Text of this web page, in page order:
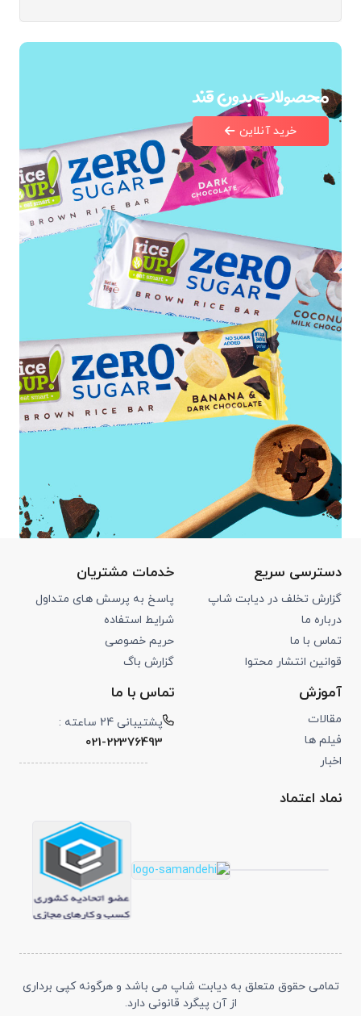
محصولات بدون قند
خرید آنلاین
دسترسی سریع
گزارش تخلف در دیابت شاپ
درباره ما
تماس با ما
قوانین انتشار محتوا
خدمات مشتریان
پاسخ به پرسش های متداول
شرایط استفاده
حریم خصوصی
گزارش باگ
آموزش
مقالات
فیلم ها
اخبار
تماس با ما
پشتیبانی 24 ساعته :
021-22376493
نماد اعتماد
تمامی حقوق متعلق به دیابت شاپ می باشد و هرگونه کپی برداری
از آن پیگرد قانونی دارد.